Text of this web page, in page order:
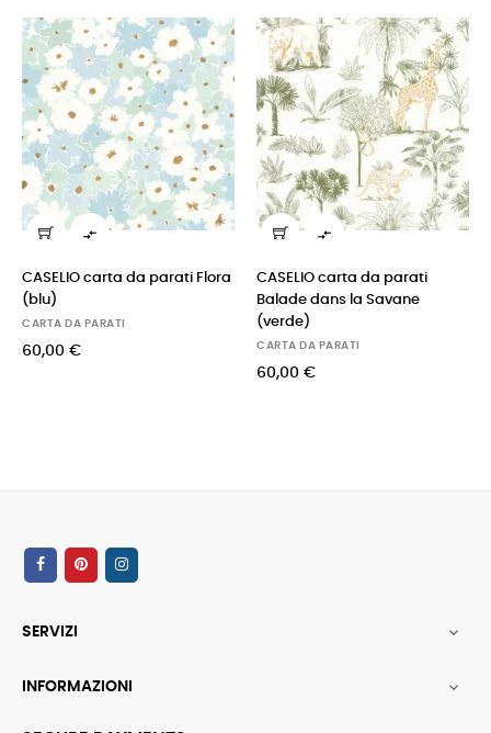

CASELIO carta da parati Flora
(blu)
CARTA DA PARATI
60,00 €

CASELIO carta da parati
Balade dans la Savane
(verde)
CARTA DA PARATI
60,00 €
SERVIZI 
INFORMAZIONI 